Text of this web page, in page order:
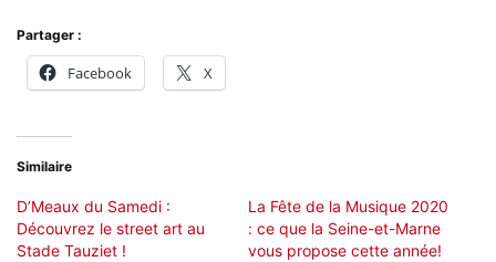
Partager :
Facebook X
Similaire
D’Meaux du Samedi :
Découvrez le street art au
Stade Tauziet !
La Fête de la Musique 2020
: ce que la Seine-et-Marne
vous propose cette année!